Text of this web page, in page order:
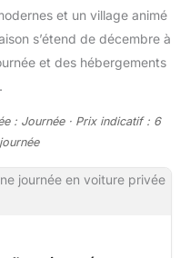
et un village animé
s’étend de décembre à
et des hébergements
: Journée · Prix indicatif : 6